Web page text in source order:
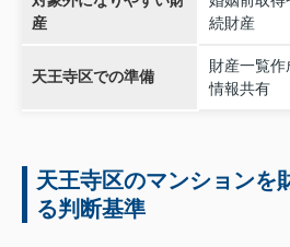
産
続財産
天王寺区での準備
財産一覧作
情報共有
天王寺区のマンションを
る判断基準